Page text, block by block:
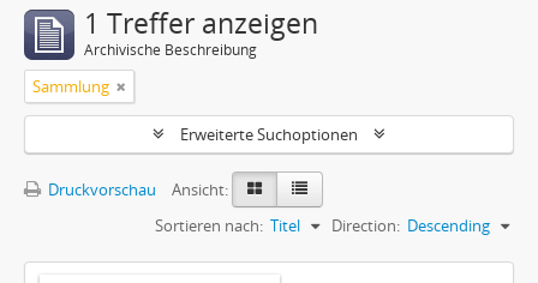
1 Treffer anzeigen
Archivische Beschreibung
Sammlung
Erweiterte Suchoptionen
Druckvorschau
Ansicht:
Sortieren nach: Titel Direction: Descending